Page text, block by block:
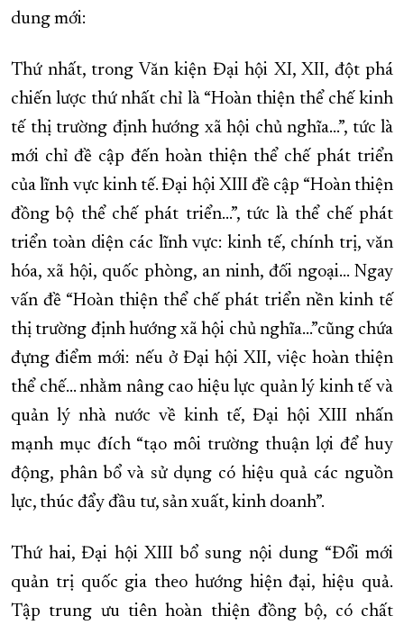
dung mới:
Thứ nhất, trong Văn kiện Đại hội XI, XII, đột phá
chiến lược thứ nhất chỉ là “Hoàn thiện thể chế kinh
tế thị trường định hướng xã hội chủ nghĩa...”, tức là
mới chỉ đề cập đến hoàn thiện thể chế phát triển
của lĩnh vực kinh tế. Đại hội XIII đề cập “Hoàn thiện
đồng bộ thể chế phát triển...”, tức là thể chế phát
triển toàn diện các lĩnh vực: kinh tế, chính trị, văn
hóa, xã hội, quốc phòng, an ninh, đối ngoại... Ngay
vấn đề “Hoàn thiện thể chế phát triển nền kinh tế
thị trường định hướng xã hội chủ nghĩa...”cũng chứa
đựng điểm mới: nếu ở Đại hội XII, việc hoàn thiện
thể chế... nhằm nâng cao hiệu lực quản lý kinh tế và
quản lý nhà nước về kinh tế, Đại hội XIII nhấn
mạnh mục đích “tạo môi trường thuận lợi để huy
động, phân bổ và sử dụng có hiệu quả các nguồn
lực, thúc đẩy đầu tư, sản xuất, kinh doanh”.
Thứ hai, Đại hội XIII bổ sung nội dung “Đổi mới
quản trị quốc gia theo hướng hiện đại, hiệu quả.
Tập trung ưu tiên hoàn thiện đồng bộ, có chất